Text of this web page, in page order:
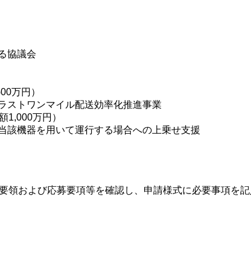
協議会
万円）
トワンマイル配送効率化推進事業
万円）
機器を用いて運行する場合への上乗せ支援
および応募要項等を確認し、申請様式に必要事項を